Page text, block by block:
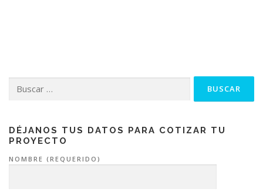
DÉJANOS TUS DATOS PARA COTIZAR TU
PROYECTO
NOMBRE (REQUERIDO)